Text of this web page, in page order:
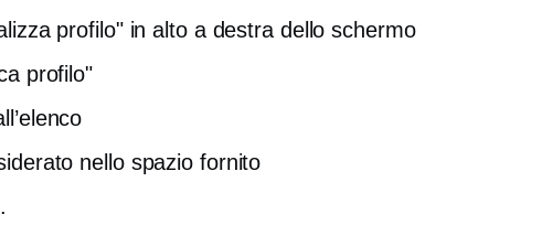
profilo" in alto a destra dello schermo
profilo"
nello spazio fornito